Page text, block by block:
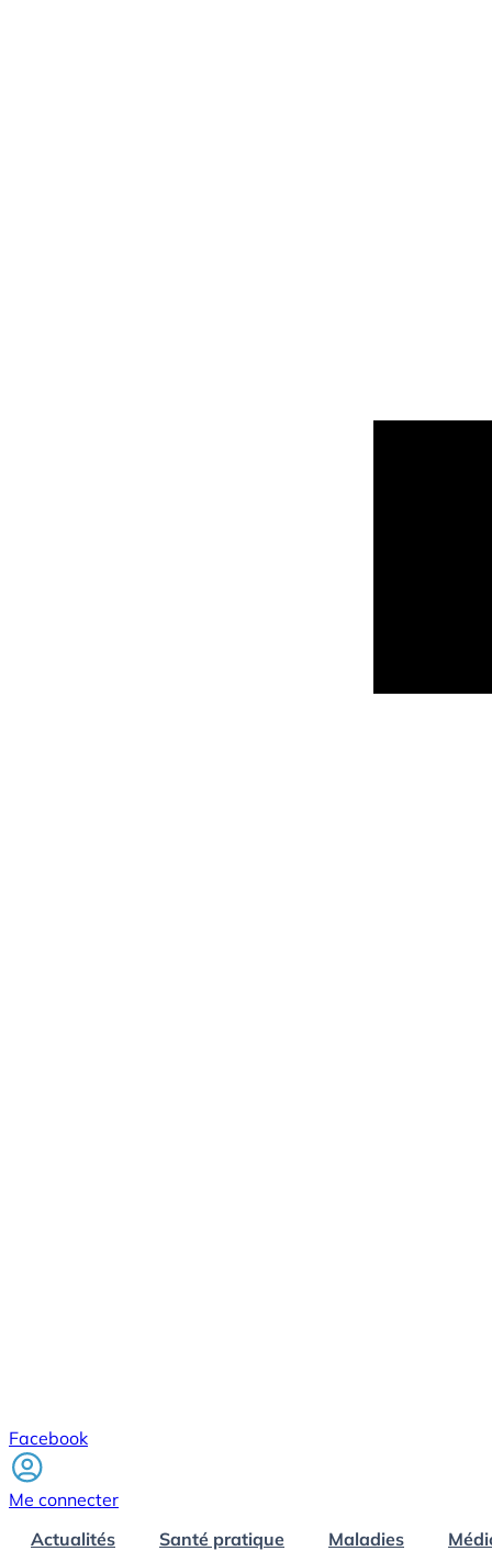
Facebook
Me connecter
Actualités
Santé pratique Maladies